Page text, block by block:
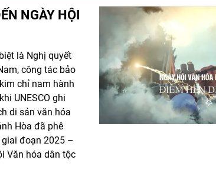
NGÀY HỘI
là Nghị quyết
công tác bảo
chỉ nam hành
UNESCO ghi
di sản văn hóa
Hòa đã phê
giai đoạn 2025 –
Văn hóa dân tộc